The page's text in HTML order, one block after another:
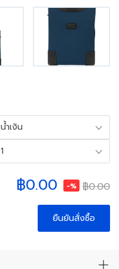
นํ้าเงิน
1
฿0.00 -% ฿0.00
ยืนยันสั่งซื้อ